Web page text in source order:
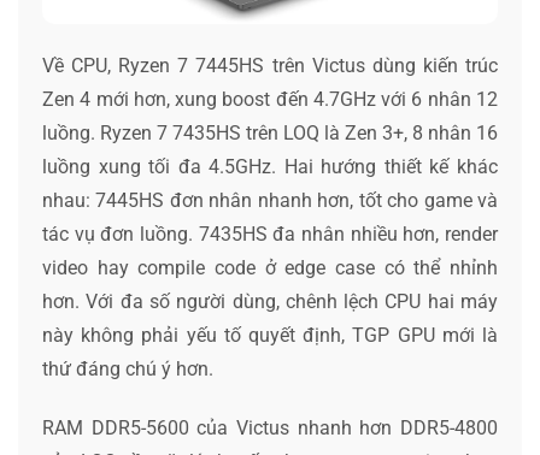
Về CPU, Ryzen 7 7445HS trên Victus dùng kiến trúc
Zen 4 mới hơn, xung boost đến 4.7GHz với 6 nhân 12
luồng. Ryzen 7 7435HS trên LOQ là Zen 3+, 8 nhân 16
luồng xung tối đa 4.5GHz. Hai hướng thiết kế khác
nhau: 7445HS đơn nhân nhanh hơn, tốt cho game và
tác vụ đơn luồng. 7435HS đa nhân nhiều hơn, render
video hay compile code ở edge case có thể nhỉnh
hơn. Với đa số người dùng, chênh lệch CPU hai máy
này không phải yếu tố quyết định, TGP GPU mới là
thứ đáng chú ý hơn.
RAM DDR5-5600 của Victus nhanh hơn DDR5-4800